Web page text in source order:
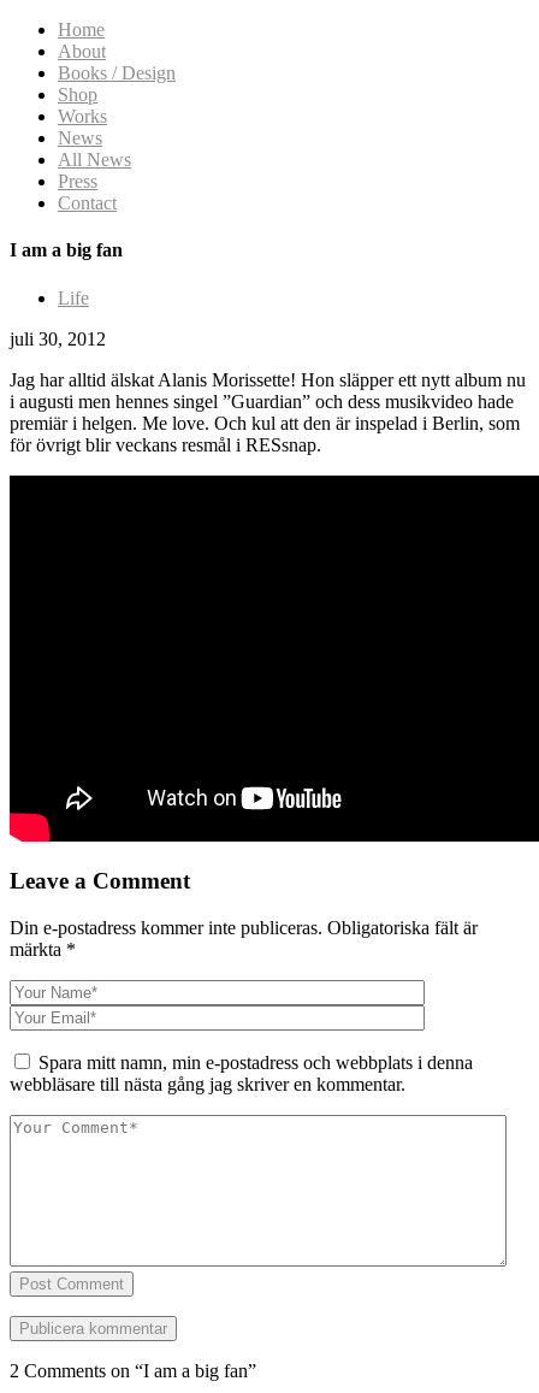
Home
About
Books / Design
Shop
Works
News
All News
Press
Contact
I am a big fan
Life
juli 30, 2012
Jag har alltid älskat Alanis Morissette! Hon släpper ett nytt album nu
i augusti men hennes singel ”Guardian” och dess musikvideo hade
premiär i helgen. Me love. Och kul att den är inspelad i Berlin, som
för övrigt blir veckans resmål i RESsnap.
Leave a Comment
Din e-postadress kommer inte publiceras. Obligatoriska fält är
märkta *
Spara mitt namn, min e-postadress och webbplats i denna
webbläsare till nästa gång jag skriver en kommentar.
Post Comment
2 Comments on “I am a big fan”